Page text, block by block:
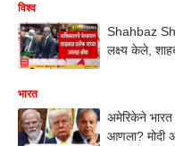
विश्व
Shahbaz
लक्ष्य केले,
भारत
अमेरिकेने
आणला? मोदी